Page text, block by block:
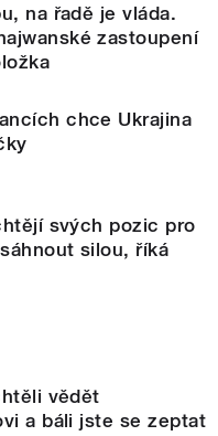
na řadě je vláda.
zastoupení
chce Ukrajina
svých pozic pro
silou, říká
vědět
a báli jste se zeptat